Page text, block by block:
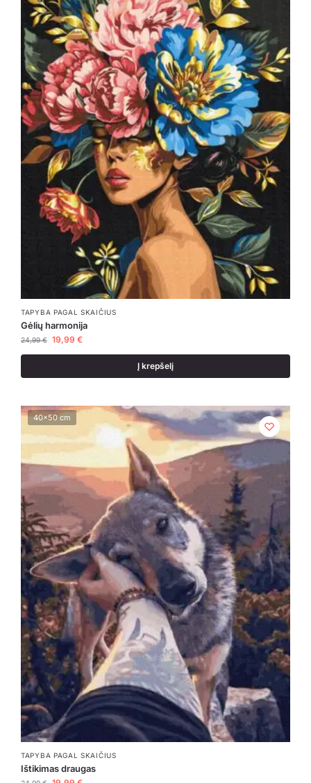
TAPYBA PAGAL SKAIČIUS
Gėlių harmonija
24,99€ 19,99 €
Į krepšelį
40x50 cm
TAPYBA PAGAL SKAIČIUS
Ištikimas draugas